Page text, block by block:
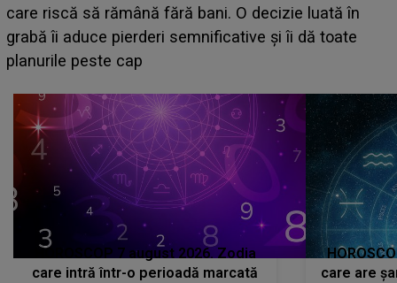
acum! În fața Alexandrei, concurentul din Casa Iubirii
face o MĂRTURISIRE NEAȘTEPTATĂ despre mama
sa: "I-am spus și ei în față, eu nu te iubesc pentru
HOROSCOP 7 august 2026. Zodia
care intră într-o perioadă marcată
care are